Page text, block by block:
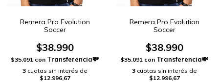
Remera Pro Evolution
Soccer
$38.990
$35.091 con
3 cuotas sin interés de
$12.996,67
Remera Pro Evolution
Soccer
$38.990
$35.091 con
3 cuotas sin interés de
$12.996,67